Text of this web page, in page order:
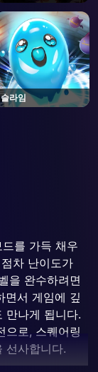
슬라임
를 가득 채우
차 난이도가
을 완수하려면
면서 게임에 깊
만나게 됩니다.
으로, 스퀘어링
선사합니다.